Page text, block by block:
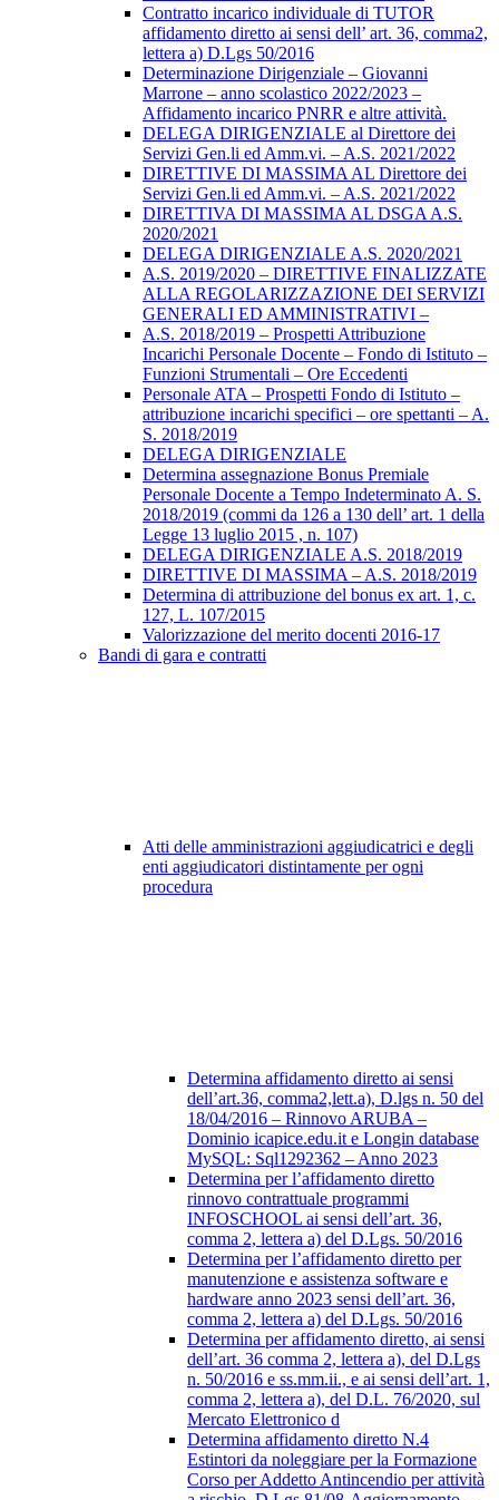
Contratto incarico individuale di TUTOR
affidamento diretto ai sensi dell’ art. 36, comma2,
lettera a) D.Lgs 50/2016
Determinazione Dirigenziale – Giovanni
Marrone – anno scolastico 2022/2023 –
Affidamento incarico PNRR e altre attività.
DELEGA DIRIGENZIALE al Direttore dei
Servizi Gen.li ed Amm.vi. – A.S. 2021/2022
DIRETTIVE DI MASSIMA AL Direttore dei
Servizi Gen.li ed Amm.vi. – A.S. 2021/2022
DIRETTIVA DI MASSIMA AL DSGA A.S.
2020/2021
DELEGA DIRIGENZIALE A.S. 2020/2021
A.S. 2019/2020 – DIRETTIVE FINALIZZATE
ALLA REGOLARIZZAZIONE DEI SERVIZI
GENERALI ED AMMINISTRATIVI –
A.S. 2018/2019 – Prospetti Attribuzione
Incarichi Personale Docente – Fondo di Istituto –
Funzioni Strumentali – Ore Eccedenti
Personale ATA – Prospetti Fondo di Istituto –
attribuzione incarichi specifici – ore spettanti – A.
S. 2018/2019
DELEGA DIRIGENZIALE
Determina assegnazione Bonus Premiale
Personale Docente a Tempo Indeterminato A. S.
2018/2019 (commi da 126 a 130 dell’ art. 1 della
Legge 13 luglio 2015 , n. 107)
DELEGA DIRIGENZIALE A.S. 2018/2019
DIRETTIVE DI MASSIMA – A.S. 2018/2019
Determina di attribuzione del bonus ex art. 1, c.
127, L. 107/2015
Valorizzazione del merito docenti 2016-17
Bandi di gara e contratti
Atti delle amministrazioni aggiudicatrici e degli
enti aggiudicatori distintamente per ogni
procedura
Determina affidamento diretto ai sensi
dell’art.36, comma2,lett.a), D.lgs n. 50 del
18/04/2016 – Rinnovo ARUBA –
Dominio icapice.edu.it e Longin database
MySQL: Sql1292362 – Anno 2023
Determina per l’affidamento diretto
rinnovo contrattuale programmi
INFOSCHOOL ai sensi dell’art. 36,
comma 2, lettera a) del D.Lgs. 50/2016
Determina per l’affidamento diretto per
manutenzione e assistenza software e
hardware anno 2023 sensi dell’art. 36,
comma 2, lettera a) del D.Lgs. 50/2016
Determina per affidamento diretto, ai sensi
dell’art. 36 comma 2, lettera a), del D.Lgs
n. 50/2016 e ss.mm.ii., e ai sensi dell’art. 1,
comma 2, lettera a), del D.L. 76/2020, sul
Mercato Elettronico d
Determina affidamento diretto N.4
Estintori da noleggiare per la Formazione
Corso per Addetto Antincendio per attività